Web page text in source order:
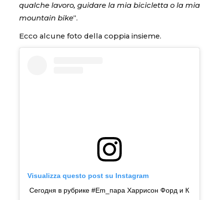
qualche lavoro, guidare la mia bicicletta o la mia
mountain bike“.
Ecco alcune foto della coppia insieme.
Visualizza questo post su Instagram
Сегодня в рубрике #Em_пара Харрисон Форд и К